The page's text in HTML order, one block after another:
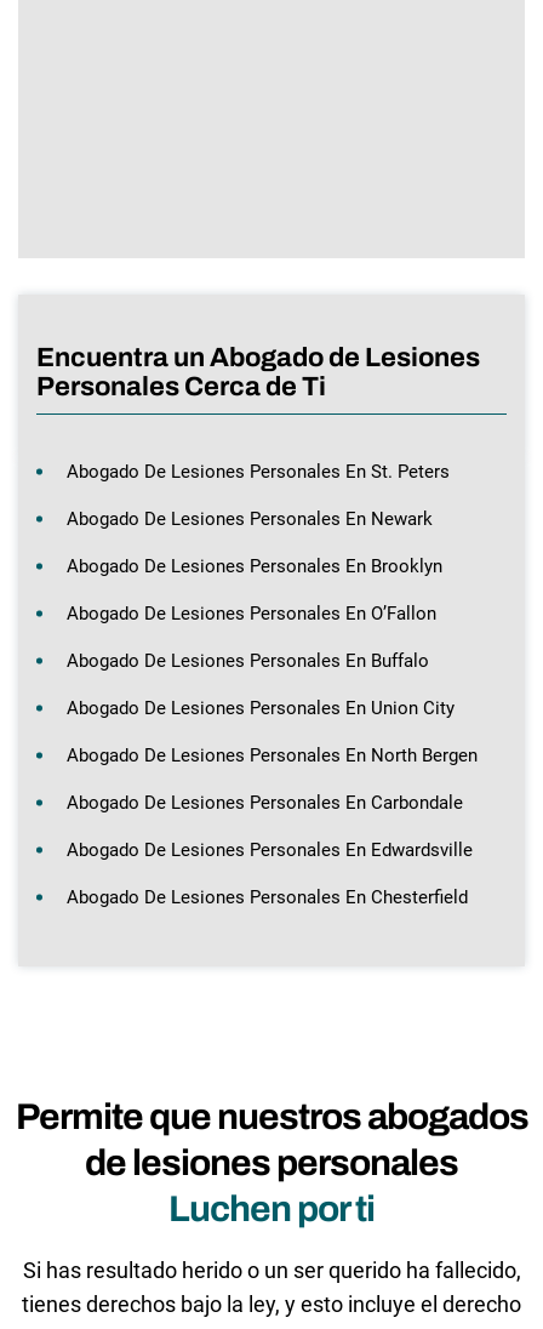
Encuentra un Abogado de Lesiones
Personales Cerca de Ti
Abogado De Lesiones Personales En St. Peters
Abogado De Lesiones Personales En Newark
Abogado De Lesiones Personales En Brooklyn
Abogado De Lesiones Personales En O’Fallon
Abogado De Lesiones Personales En Buffalo
Abogado De Lesiones Personales En Union City
Abogado De Lesiones Personales En North Bergen
Abogado De Lesiones Personales En Carbondale
Abogado De Lesiones Personales En Edwardsville
Abogado De Lesiones Personales En Chesterfield
Permite que nuestros abogados
de lesiones personales
Luchen por ti
Si has resultado herido o un ser querido ha fallecido,
tienes derechos bajo la ley, y esto incluye el derecho